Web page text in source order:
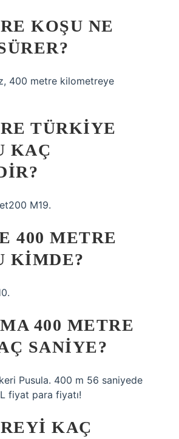
KOŞU NE
400 metre kilometreye
TÜRKIYE
KAÇ
M19.
400 METRE
KIMDE?
400 METRE
SANIYE?
Pusula. 400 m 56 saniyede
fiyat para fiyatı!
KAÇ